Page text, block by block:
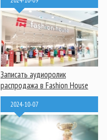
Записать аудиоролик
распродажа в Fashion House
2024-10-07